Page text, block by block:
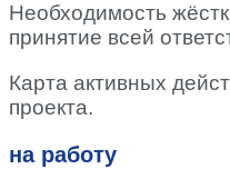
Необходимость
принятие всей
Карта активных
проекта.
на работу